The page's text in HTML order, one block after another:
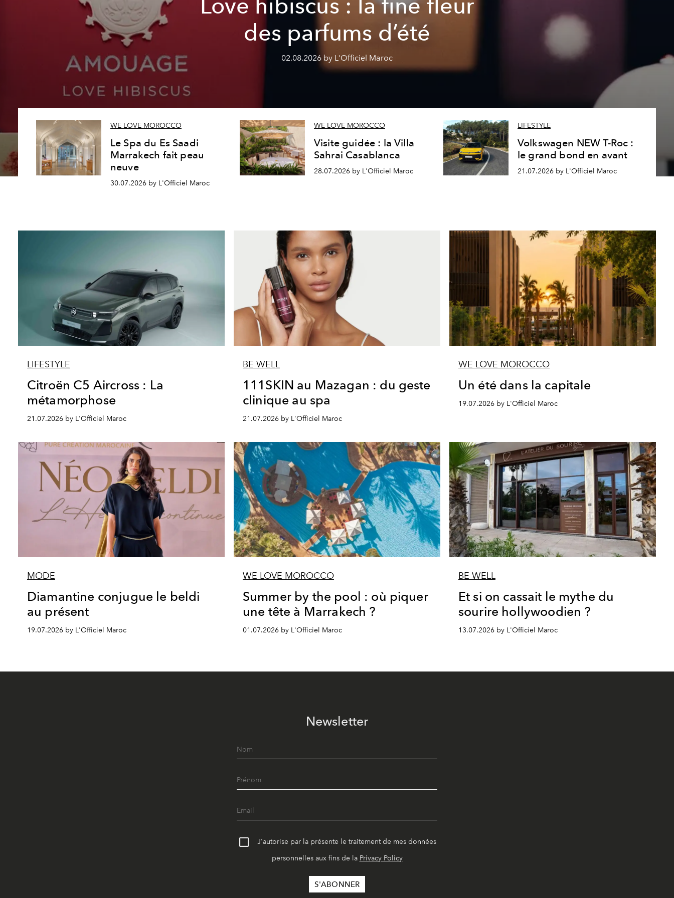
Love hibiscus : la fine fleur
des parfums d’été
02.08.2026 by L'Officiel Maroc
WE LOVE MOROCCO
Le Spa du Es Saadi
Marrakech fait peau
neuve
30.07.2026 by L'Officiel Maroc
WE LOVE MOROCCO
Visite guidée : la Villa
Sahrai Casablanca
28.07.2026 by L'Officiel Maroc
LIFESTYLE
Volkswagen NEW T-Roc :
le grand bond en avant
21.07.2026 by L'Officiel Maroc
LIFESTYLE
Citroën C5 Aircross : La
métamorphose
21.07.2026 by L'Officiel Maroc
BE WELL
111SKIN au Mazagan : du geste
clinique au spa
21.07.2026 by L'Officiel Maroc
WE LOVE MOROCCO
Un été dans la capitale
19.07.2026 by L'Officiel Maroc
MODE
Diamantine conjugue le beldi
au présent
19.07.2026 by L'Officiel Maroc
WE LOVE MOROCCO
Summer by the pool : où piquer
une tête à Marrakech ?
01.07.2026 by L'Officiel Maroc
BE WELL
Et si on cassait le mythe du
sourire hollywoodien ?
13.07.2026 by L'Officiel Maroc
Newsletter
J'autorise par la présente le traitement de mes données
personnelles aux fins de la Privacy Policy